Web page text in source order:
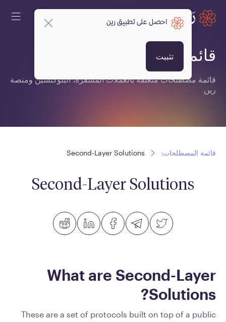
قائمة المصطلحات:
قائمة مصطلحات متعلقة بالعملات المشفرة، البلوكتشين ومنصة
رين.
قائمة المصطلحات: Second-Layer Solutions
Second-Layer Solutions
What are Second-Layer
Solutions?
These are a set of protocols built on top of a public
احصل على تطبيق رين
تثبيت